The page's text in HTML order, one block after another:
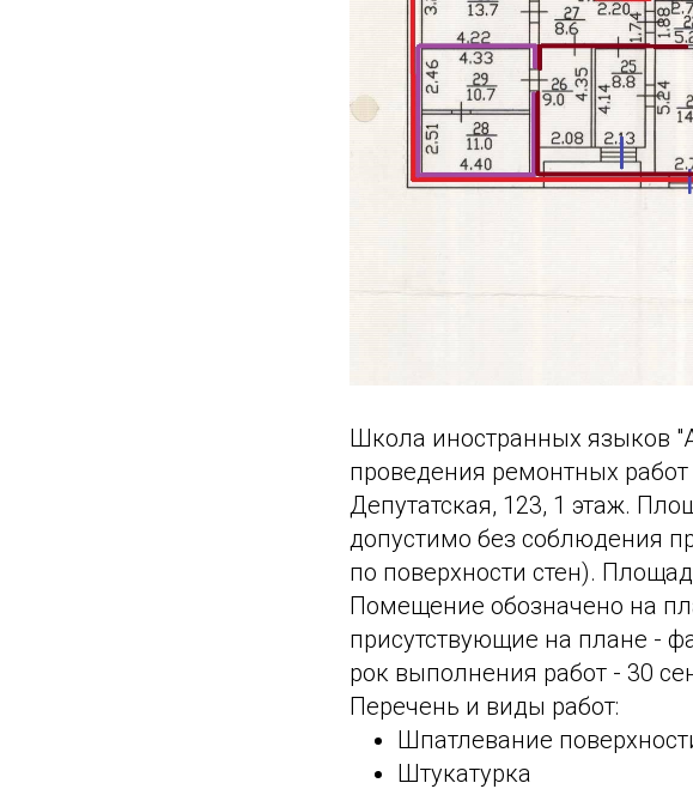
Школа иностранных языков
проведения ремонтных
Депутатская, 123, 1 этаж.
допустимо без соблюдения
по поверхности стен).
Помещение обозначено на
присутствующие на плане -
рок выполнения работ - 30
Перечень и виды работ:
Шпатлевание
Штукатурка